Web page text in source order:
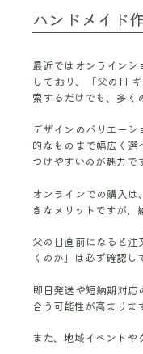
ハンドメイド
最近ではオンライン
しており、「父の日
索するだけでも、多く
デザインのバリエー
的なものまで幅広く
つけやすいのが魅力で
オンラインでの購入
きなメリットですが、
父の日直前になると
くのか」は必ず確認し
即日発送や短納期対
合う可能性が高まりま
また、地域イベントや